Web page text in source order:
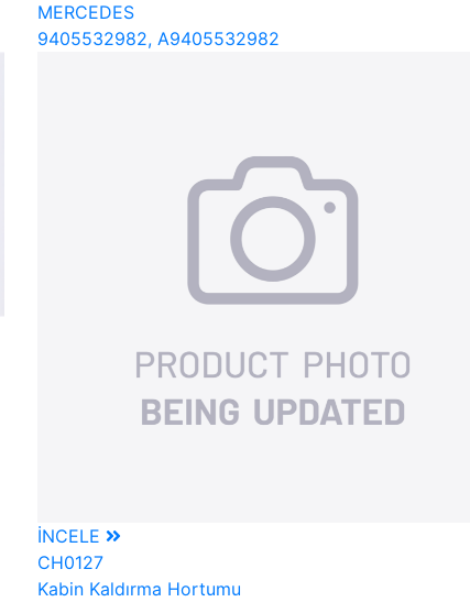
MERCEDES
9405532982, A9405532982
İNCELE
CH0127
Kabin Kaldırma Hortumu